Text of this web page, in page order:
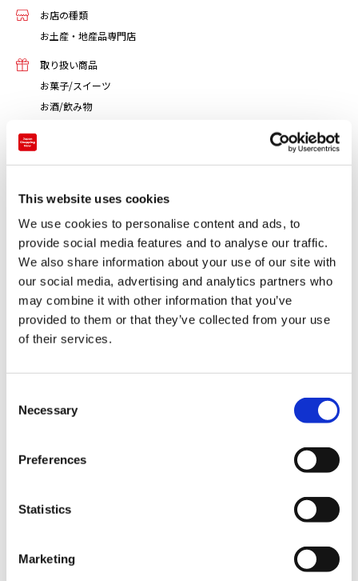
This website uses cookies
We use cookies to personalise content and ads, to
provide social media features and to analyse our traffic.
We also share information about your use of our site with
our social media, advertising and analytics partners who
may combine it with other information that you’ve
provided to them or that they’ve collected from your use
of their services.
Necessary
Preferences
Statistics
Marketing
お店の種類
お土産・地産品専門店
取り扱い商品
お菓子/スイーツ
お酒/飲み物
沖縄の素材を使った様々な種類のお菓子が並べられています。
規模は小さいですが、紅いもタルトのできあがりをガラス越し
に見学することもできます。
泡盛も豊富な品揃えで、県内各酒造メーカーのお酒が勢ぞろ
い。試飲も出来ますので、泡盛が初めてという方もお気軽に声
をお掛け下さい。お土産品も、シーサーや琉球ガラス陶磁器な
ど、沖縄の伝統文化あふれる工芸品が揃い、ストラップや地域
イニング松尾」があり、沖縄の古民家をイメージした落ち着き
のある空間で、ゆっくりお食事を楽しんでいただくことができ